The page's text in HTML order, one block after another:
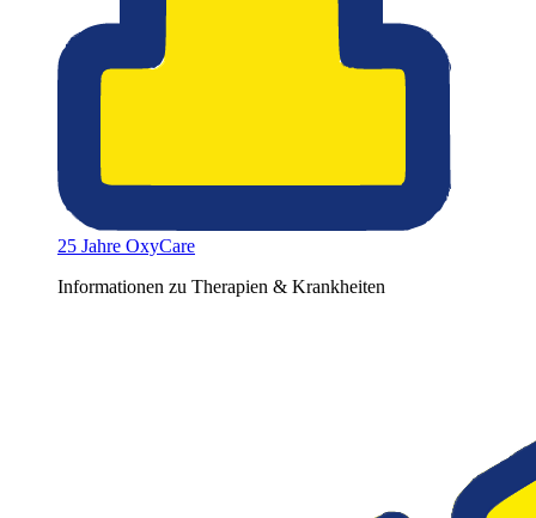
25 Jahre OxyCare
Informationen zu Therapien & Krankheiten